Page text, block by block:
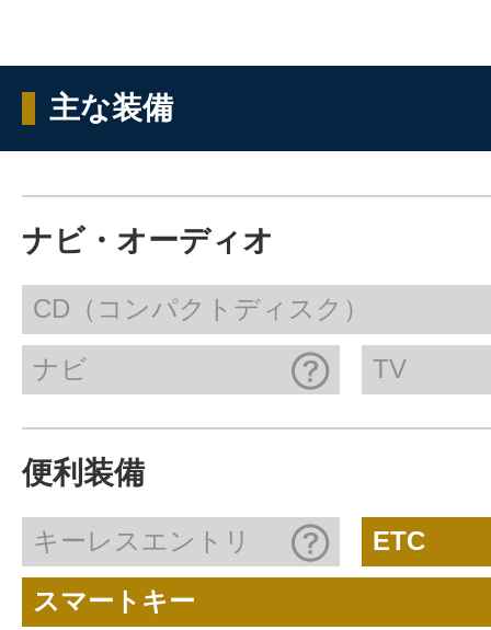
主な装備
ナビ・オーディオ
CD（コンパクトディスク）
ナビ TV
便利装備
キーレスエントリ ETC
スマートキー